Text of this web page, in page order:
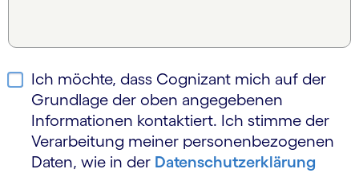
Ich möchte, dass Cognizant mich auf der
Grundlage der oben angegebenen
Informationen kontaktiert. Ich stimme der
Verarbeitung meiner personen­bezogenen
Daten, wie in der Daten­schutzerklärung